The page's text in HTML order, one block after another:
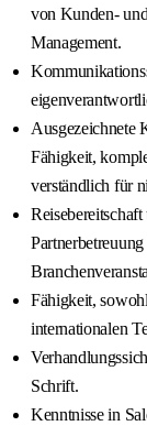
von Kunden-
Management.
Ausgezeichnete
Fähigkeit,
verständlich für
Fähigkeit,
internationalen
Schrift.
Kenntnisse in